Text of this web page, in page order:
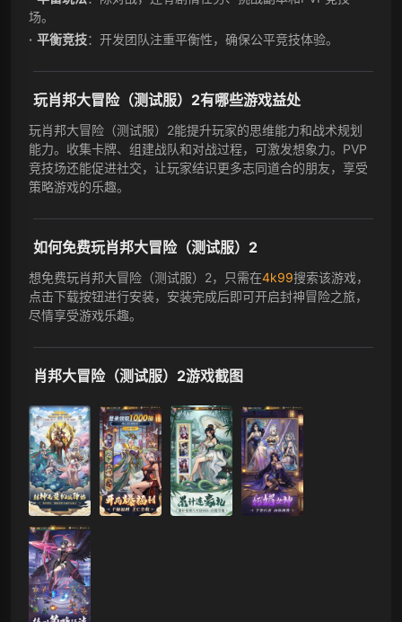
场。
平衡竞技：开发团队注重平衡性，确保公平竞技体验。
玩肖邦大冒险（测试服）2有哪些游戏益处
玩肖邦大冒险（测试服）2能提升玩家的思维能力和战术规划
能力。收集卡牌、组建战队和对战过程，可激发想象力。PVP
竞技场还能促进社交，让玩家结识更多志同道合的朋友，享受
策略游戏的乐趣。
如何免费玩肖邦大冒险（测试服）2
想免费玩肖邦大冒险（测试服）2，只需在4k99搜索该游戏，
点击下载按钮进行安装，安装完成后即可开启封神冒险之旅，
尽情享受游戏乐趣。
肖邦大冒险（测试服）2游戏截图